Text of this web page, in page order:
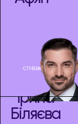
СПІВЗАСНОВНИК
Ірина
Біляєва